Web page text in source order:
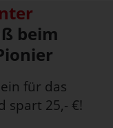
beim
für das
spart 25,- €!